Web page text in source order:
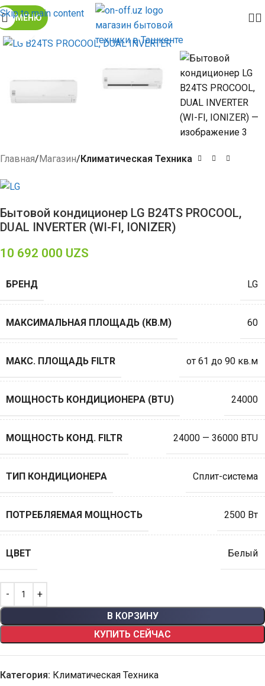
Skip to main content
МЕНЮ
Click to enlarge
Главная Магазин Климатическая Техника
Бытовой кондиционер LG B24TS PROCOOL,
DUAL INVERTER (WI-FI, IONIZER)
10 692 000 UZS
БРЕНД LG
МАКСИМАЛЬНАЯ ПЛОЩАДЬ (КВ.М) 60
МАКС. ПЛОЩАДЬ FILTR от 61 до 90 кв.м
МОЩНОСТЬ КОНДИЦИОНЕРА (BTU) 24000
МОЩНОСТЬ КОНД. FILTR 24000 — 36000 BTU
ТИП КОНДИЦИОНЕРА Сплит-система
ПОТРЕБЛЯЕМАЯ МОЩНОСТЬ 2500 Вт
ЦВЕТ Белый
В КОРЗИНУ
КУПИТЬ СЕЙЧАС
Категория: Климатическая Техника